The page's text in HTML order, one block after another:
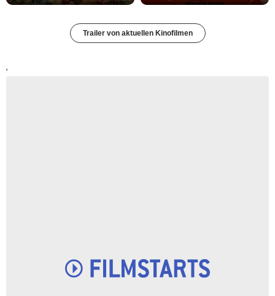
Trailer von aktuellen Kinofilmen
'